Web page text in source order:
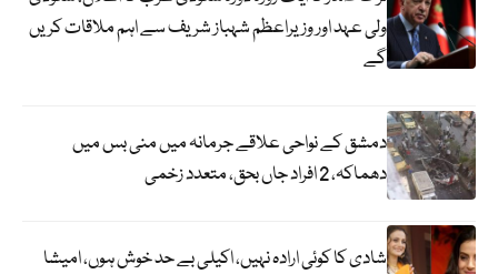
ولی عہد اور وزیراعظم شہباز شریف سے اہم ملاقات کریں
گے
دمشق کے نواحی علاقے جرمانہ میں منی بس میں
دھماکہ، 2 افراد جاں بحق، متعدد زخمی
شادی کا کوئی ارادہ نہیں، اکیلی بے حد خوش ہوں، امیشا